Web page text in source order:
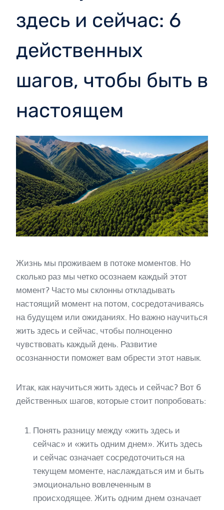
здесь и сейчас: 6
действенных
шагов, чтобы быть в
настоящем
Жизнь мы проживаем в потоке моментов. Но
сколько раз мы четко осознаем каждый этот
момент? Часто мы склонны откладывать
настоящий момент на потом, сосредотачиваясь
на будущем или ожиданиях. Но важно научиться
жить здесь и сейчас, чтобы полноценно
чувствовать каждый день. Развитие
осознанности поможет вам обрести этот навык.
Итак, как научиться жить здесь и сейчас? Вот 6
действенных шагов, которые стоит попробовать:
Понять разницу между «жить здесь и
сейчас» и «жить одним днем». Жить здесь
и сейчас означает сосредоточиться на
текущем моменте, наслаждаться им и быть
эмоционально вовлеченным в
происходящее. Жить одним днем означает